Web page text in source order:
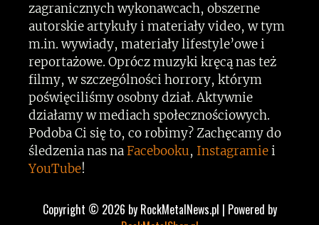
zagranicznych wykonawcach, obszerne
autorskie artykuły i materiały video, w tym
m.in. wywiady, materiały lifestyle’owe i
reportażowe. Oprócz muzyki kręcą nas też
filmy, w szczególności horrory, którym
poświęciliśmy osobny dział. Aktywnie
działamy w mediach społecznościowych.
Podoba Ci się to, co robimy? Zachęcamy do
śledzenia nas naFacebooku, Instagramiei
YouTube!
Copyright © 2026 by RockMetalNews.pl | Powered by